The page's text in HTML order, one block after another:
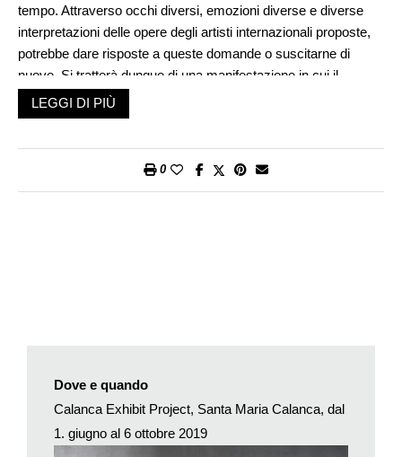
tempo. Attraverso occhi diversi, emozioni diverse e diverse
interpretazioni delle opere degli artisti internazionali proposte,
potrebbe dare risposte a queste domande o suscitarne di
nuove. Si tratterà dunque di una manifestazione in cui il
concetto di tempo e la nostra rincorsa per non perdere
neppure un minuto, diventeranno totalmente vani, davanti
La creatività e la curiosità dell’arte aprono le porte di Santa
Canins, radicheranno gli spettatori nel passato, mentre le
nel moderno, nel post-moderno, nel sur-moderno, in un
contesto non più strettamente alpigiano, ma che si schiude al
LEGGI DI PIÙ
0
Dove e quando
Calanca Exhibit Project, Santa Maria Calanca, dal
1. giugno al 6 ottobre 2019